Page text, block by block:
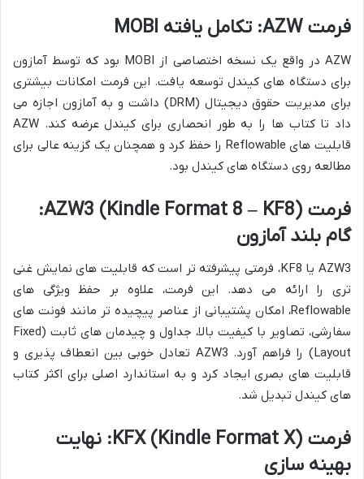
فرمت AZW: تکامل یافته MOBI
AZW در واقع یک نسخه اختصاصی از MOBI بود که توسط آمازون
برای دستگاه های کیندل توسعه یافت. این فرمت امکانات بیشتری
برای مدیریت حقوق دیجیتال (DRM) داشت و به آمازون اجازه می
داد تا کتاب ها را به طور انحصاری برای کیندل عرضه کند. AZW
قابلیت های Reflowable را حفظ کرد و همچنان یک گزینه عالی برای
مطالعه روی دستگاه های کیندل بود.
فرمت AZW3 (Kindle Format 8 – KF8):
گام بلند آمازون
AZW3 یا KF8، فرمتی پیشرفته تر است که قابلیت های نمایش غنی
تری را ارائه می دهد. این فرمت، علاوه بر حفظ ویژگی های
Reflowable، امکان پشتیبانی از عناصر پیچیده تر مانند فونت های
سفارشی، تصاویر با کیفیت بالا، جداول و چیدمان های ثابت (Fixed
Layout) را فراهم آورد. AZW3 تعادل خوبی بین انعطاف پذیری و
قابلیت های بصری ایجاد کرد و به استاندارد اصلی برای اکثر کتاب
های کیندل تبدیل شد.
فرمت KFX (Kindle Format X): نهایت
بهینه سازی